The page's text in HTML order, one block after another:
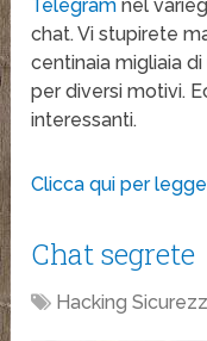
Telegram nel
chat. Vi stupirete
centinaia migliaia
per diversi motivi.
interessanti.
Clicca qui per
Chat segrete
Hacking